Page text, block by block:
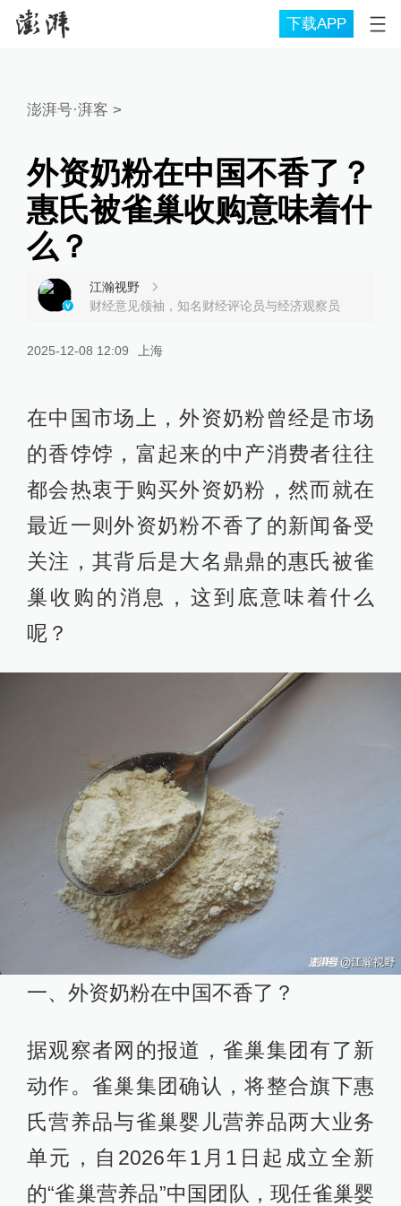
下载APP
澎湃号·湃客 >
外资奶粉在中国不香了？
惠氏被雀巢收购意味着什
么？
江瀚视野
财经意见领袖，知名财经评论员与经济观察员
2025-12-08 12:09 上海
在中国市场上，外资奶粉曾经是市场
的香饽饽，富起来的中产消费者往往
都会热衷于购买外资奶粉，然而就在
最近一则外资奶粉不香了的新闻备受
关注，其背后是大名鼎鼎的惠氏被雀
巢收购的消息，这到底意味着什么
呢？
一、外资奶粉在中国不香了？
据观察者网的报道，雀巢集团有了新
动作。雀巢集团确认，将整合旗下惠
氏营养品与雀巢婴儿营养品两大业务
单元，自2026年1月1日起成立全新
的“雀巢营养品”中国团队，现任雀巢婴